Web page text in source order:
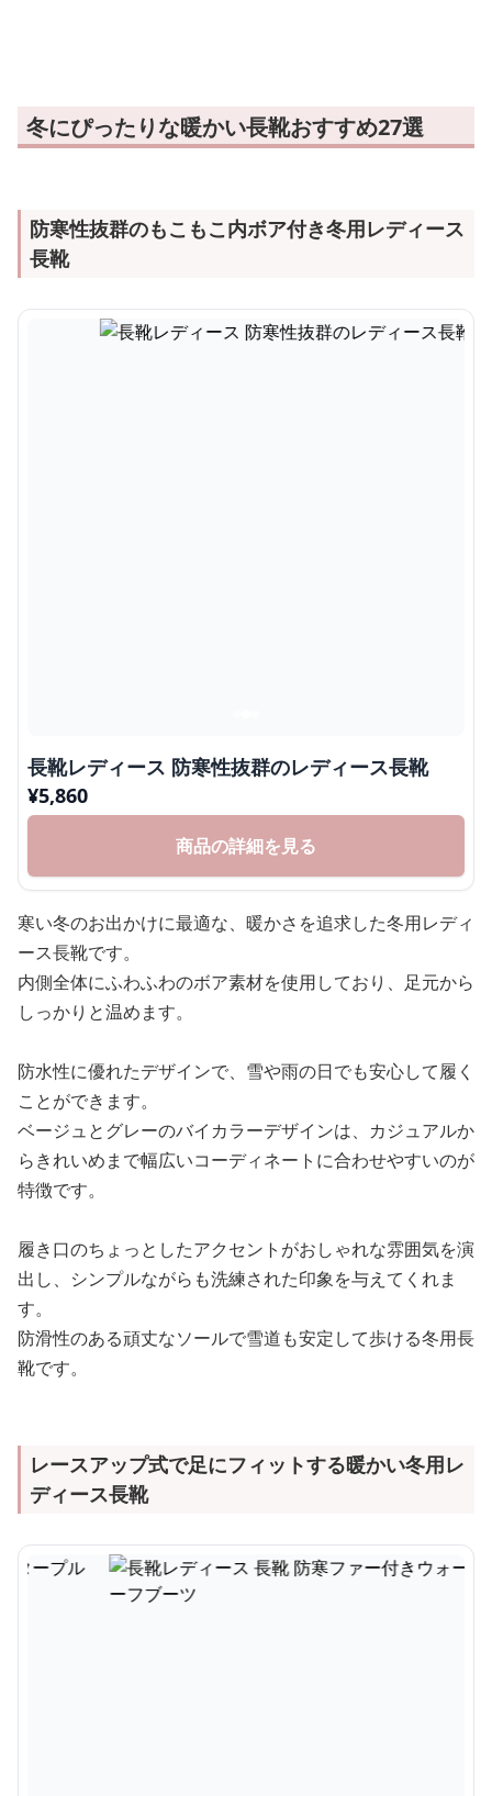
冬にぴったりな暖かい長靴おすすめ27選
防寒性抜群のもこもこ内ボア付き冬用レディース
長靴
長靴レディース 防寒性抜群のレディース長靴
¥5,860
商品の詳細を見る
寒い冬のお出かけに最適な、暖かさを追求した冬用レディ
ース長靴です。
内側全体にふわふわのボア素材を使用しており、足元から
しっかりと温めます。
防水性に優れたデザインで、雪や雨の日でも安心して履く
ことができます。
ベージュとグレーのバイカラーデザインは、カジュアルか
らきれいめまで幅広いコーディネートに合わせやすいのが
特徴です。
履き口のちょっとしたアクセントがおしゃれな雰囲気を演
出し、シンプルながらも洗練された印象を与えてくれま
す。
防滑性のある頑丈なソールで雪道も安定して歩ける冬用長
靴です。
レースアップ式で足にフィットする暖かい冬用レ
ディース長靴